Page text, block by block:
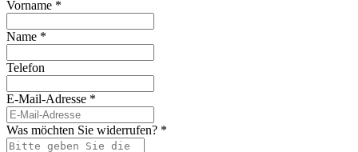
Vorname *
Name *
Telefon
E-Mail-Adresse *
Was möchten Sie widerrufen? *